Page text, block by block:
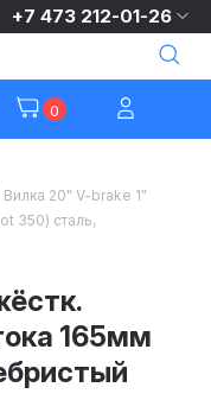
+7 473 212-01-26
0
Вилка 20" V-brake 1"
350) сталь,
165мм